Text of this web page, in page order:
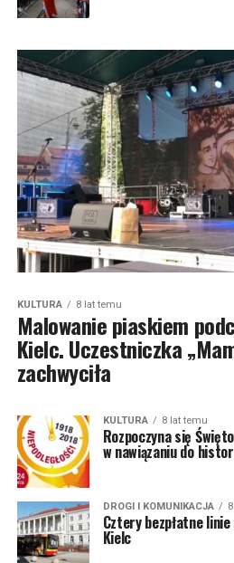
KULTURA 8 lat temu
Malowanie piaskiem
Kielc. Uczestniczka
zachwyciła
KULTURA 8 lat temu
Rozpoczyna się
w nawiązaniu do
DROGI I KOMUNIKACJA
Cztery bezpłatne
Kielc